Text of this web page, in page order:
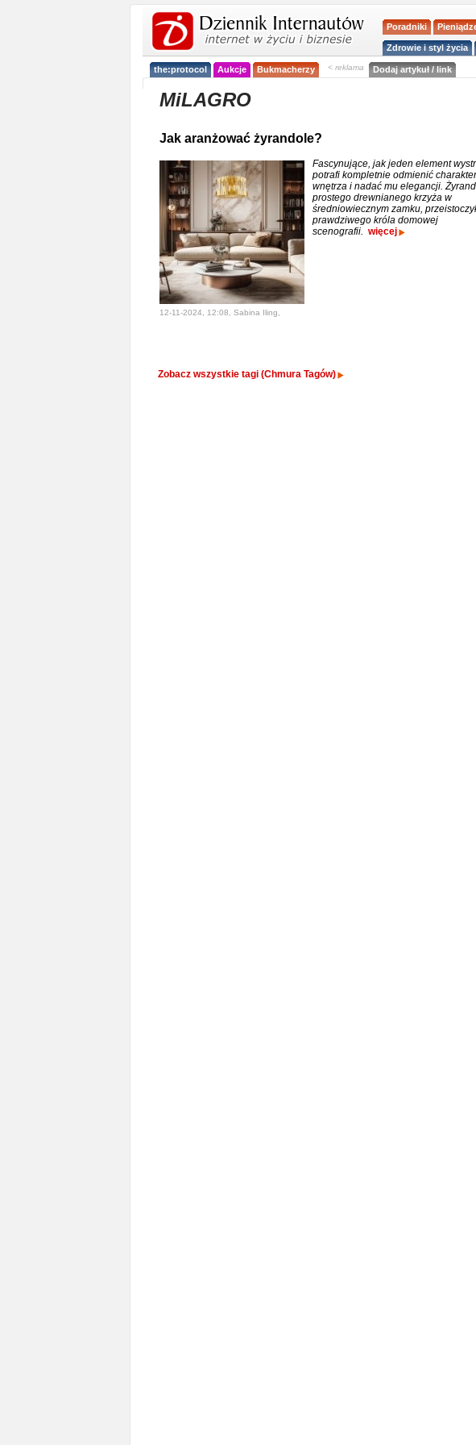
Poradniki
Zdrowie i styl życia
the:protocol Aukcje Bukmacherzy < reklama Dodaj artykuł / link
MiLAGRO
Jak aranżować żyrandole?
Fascynujące, jak jeden element
potrafi kompletnie odmienić charakter
wnętrza i nadać mu elegancji.
prostego drewnianego krzyża w
średniowiecznym zamku,
prawdziwego króla domowej
scenografii. więcej
12-11-2024, 12:08, Sabina Iling,
Zobacz wszystkie tagi (Chmura Tagów)